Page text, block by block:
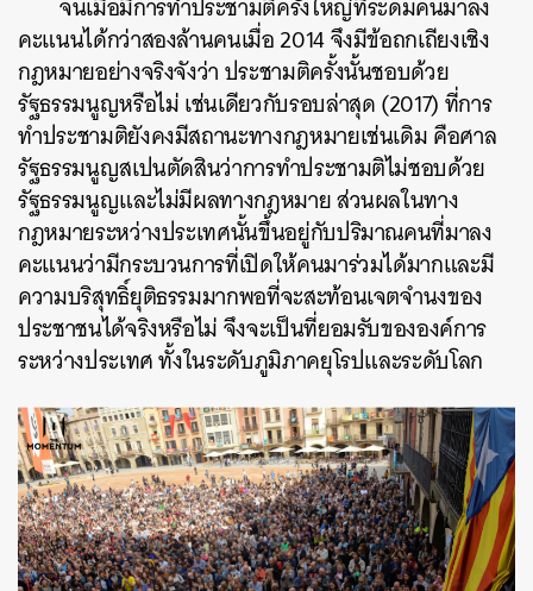
คะแนนได้กว่าสองล้านคนเมื่อ 2014 จึงมีข้อถกเถียงเชิง
กฎหมายอย่างจริงจังว่า ประชามติครั้งนั้นชอบด้วย
รัฐธรรมนูญหรือไม่ เช่นเดียวกับรอบล่าสุด (2017) ที่การ
ทำประชามติยังคงมีสถานะทางกฎหมายเช่นเดิม คือศาล
รัฐธรรมนูญสเปนตัดสินว่าการทำประชามติไม่ชอบด้วย
รัฐธรรมนูญและไม่มีผลทางกฎหมาย ส่วนผลในทาง
กฎหมายระหว่างประเทศนั้นขึ้นอยู่กับปริมาณคนที่มาลง
คะแนนว่ามีกระบวนการที่เปิดให้คนมาร่วมได้มากและมี
ความบริสุทธิ์ยุติธรรมมากพอที่จะสะท้อนเจตจำนงของ
ประชาชนได้จริงหรือไม่ จึงจะเป็นที่ยอมรับขององค์การ
ระหว่างประเทศ ทั้งในระดับภูมิภาคยุโรปและระดับโลก